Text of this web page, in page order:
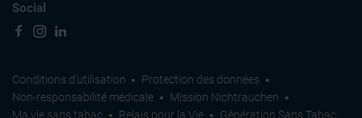
Social
Conditions d'utilisation
Protection des données
Non-responsabilité médicale
Mission Nichtrauchen
Ma vie sans tabac
Relais pour la Vie Génération Sans Tabac